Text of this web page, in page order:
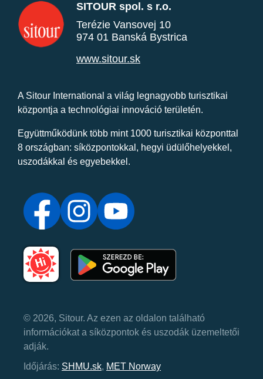
SITOUR spol. s r.o.
Terézie Vansovej 10
974 01 Banská Bystrica
www.sitour.sk
A Sitour International a világ legnagyobb turisztikai
központja a technológiai innováció területén.
Együttműködünk több mint 1000 turisztikai központtal
8 országban: síközpontokkal, hegyi üdülőhelyekkel,
uszodákkal és egyebekkel.
© 2026, Sitour. Az ezen az oldalon található
információkat a síközpontok és uszodák üzemeltetői
adják.
Időjárás: SHMU.sk, MET Norway